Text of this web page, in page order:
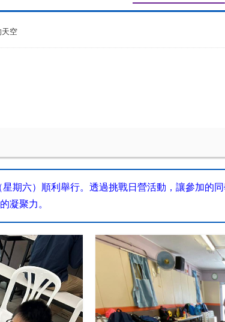
天空
星期六）順利舉行。透過挑戰日營活動，讓參加的
凝聚力。